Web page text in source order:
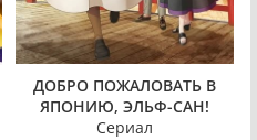
ДОБРО ПОЖАЛОВАТЬ В
ЯПОНИЮ, ЭЛЬФ-САН!
Сериал